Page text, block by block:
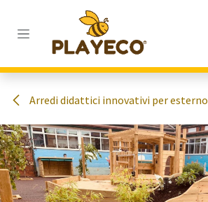
Passa al contenuto
Arredi didattici innovativi per esterno